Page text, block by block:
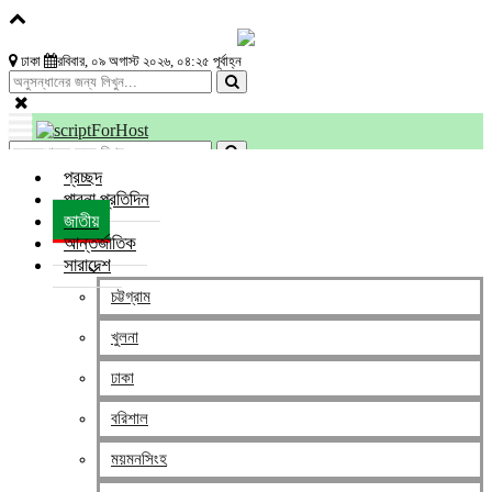
ঢাকা রবিবার, ০৯ অগাস্ট ২০২৬, ০৪:২৫ পূর্বাহ্ন
প্রচ্ছদ
পাবনা প্রতিদিন
জাতীয়
আন্তর্জাতিক
সারাদেশ
চট্টগ্রাম
খুলনা
ঢাকা
বরিশাল
ময়মনসিংহ
ঢাকা
ফে‌রি ক‌রে গান গে‌য়ে উপার্জন করা বীরমুক্তিযোদ্ধা দিলীপ মারা গে‌ছে
প্রকাশের সময় : এপ্রিল ১৭, ২০২৪, ৪:০৬ PM /
অনলাইন ডেস্ক : রাস্তা-ঘাট ও হাট বাজা‌রে ফে‌রি ক‌রে গান গে‌য়ে টাকা উপার্জন করা
টাঙ্গাইলের কা‌লিহাতীর বীর মু‌ক্তি‌যোদ্ধা দিলীপ কুমার দে (৮৫) মারা গে‌ছেন। তি‌নি
উপ‌জেলার বাংড়া ইউনিয়নের উত্তর বাগুটিয়া গ্রামের বা‌সিন্দা।
গান গে‌য়ে উপার্জনের টাকায় সংসার চালা‌নো অসচ্ছল ওই বীর মু‌ক্তি‌যোদ্ধা নি‌য়ে জন‌প্রিয়